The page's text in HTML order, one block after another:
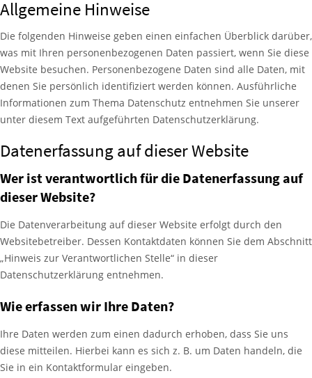
Allgemeine Hinweise
Die folgenden Hinweise geben einen einfachen Überblick darüber,
was mit Ihren personenbezogenen Daten passiert, wenn Sie diese
Website besuchen. Personenbezogene Daten sind alle Daten, mit
denen Sie persönlich identifiziert werden können. Ausführliche
Informationen zum Thema Datenschutz entnehmen Sie unserer
unter diesem Text aufgeführten Datenschutzerklärung.
Datenerfassung auf dieser Website
Wer ist verantwortlich für die Datenerfassung auf
dieser Website?
Die Datenverarbeitung auf dieser Website erfolgt durch den
Websitebetreiber. Dessen Kontaktdaten können Sie dem Abschnitt
„Hinweis zur Verantwortlichen Stelle“ in dieser
Datenschutzerklärung entnehmen.
Wie erfassen wir Ihre Daten?
Ihre Daten werden zum einen dadurch erhoben, dass Sie uns
diese mitteilen. Hierbei kann es sich z. B. um Daten handeln, die
Sie in ein Kontaktformular eingeben.